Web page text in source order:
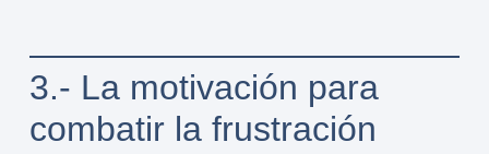
3.- La motivación para
combatir la frustración